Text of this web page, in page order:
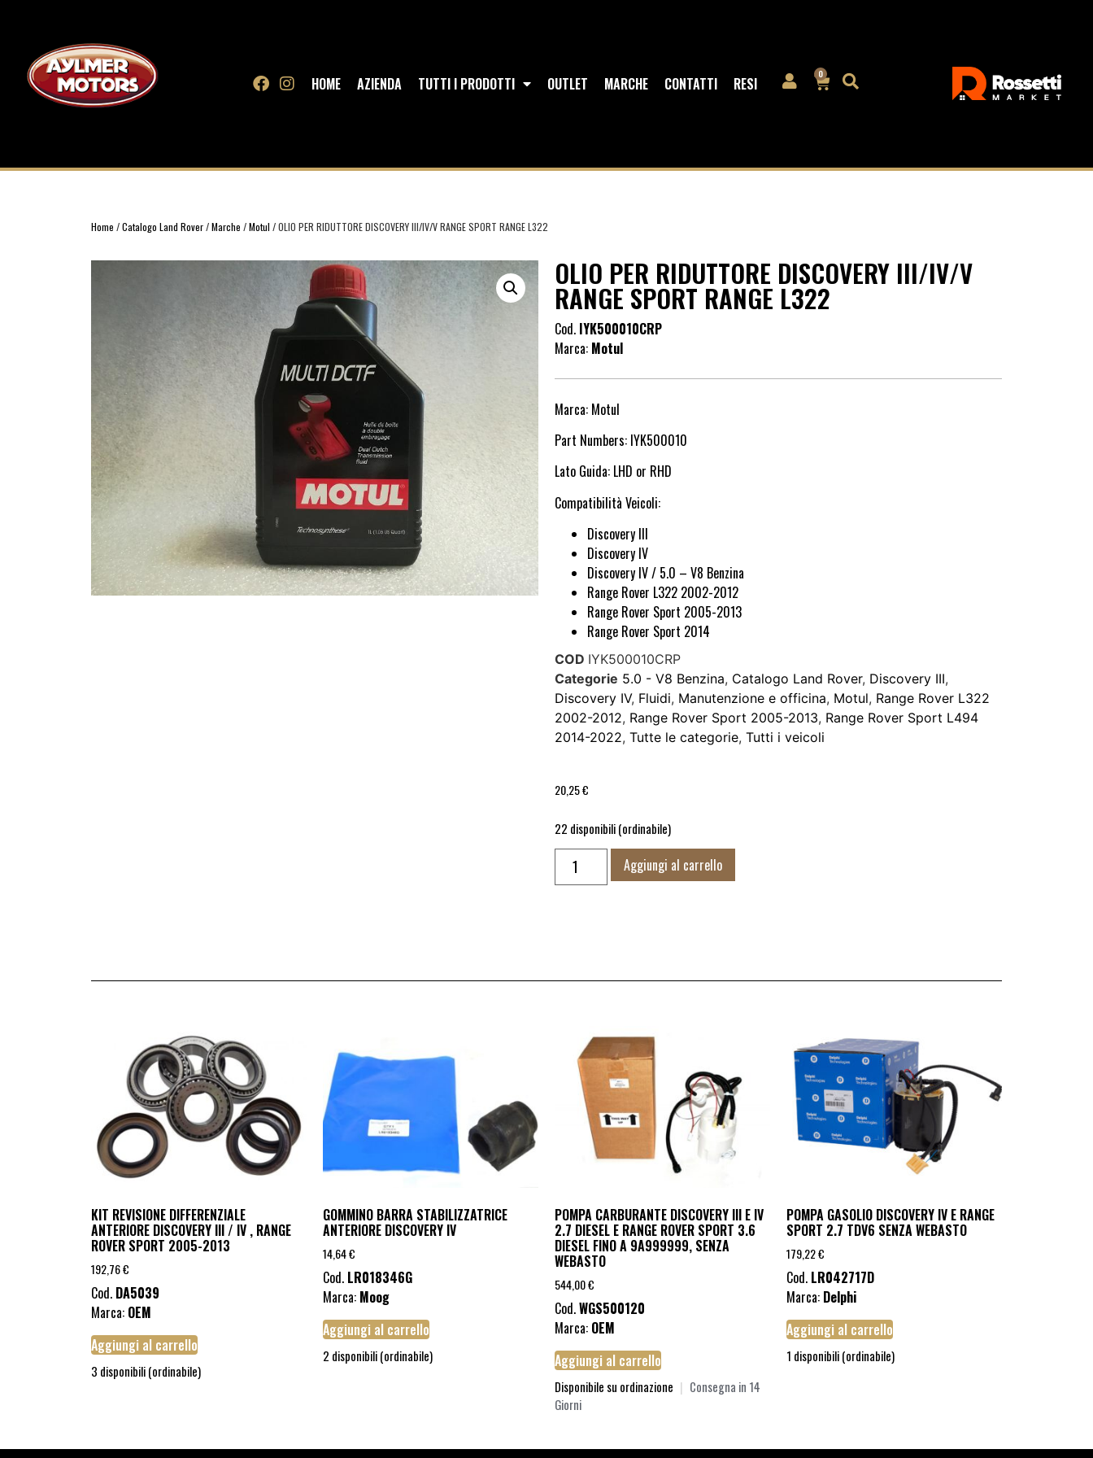
HOME AZIENDA TUTTI I PRODOTTI OUTLET MARCHE CONTATTI RESI 0
Home /Catalogo Land Rover/Marche /Motul / OLIO PER RIDUTTORE DISCOVERY III/IV/V RANGE SPORT RANGE L322
OLIO PER RIDUTTORE DISCOVERY III/IV/V
RANGE SPORT RANGE L322
Cod. IYK500010CRP
Marca: Motul
Marca: Motul
Part Numbers: IYK500010
Lato Guida: LHD or RHD
Compatibilità Veicoli:
Discovery III
Discovery IV
Discovery IV / 5.0 – V8 Benzina
Range Rover L322 2002-2012
Range Rover Sport 2005-2013
Range Rover Sport 2014
COD IYK500010CRP
Categorie 5.0 - V8 Benzina, Catalogo Land Rover, Discovery III,
Discovery IV, Fluidi, Manutenzione e officina, Motul, Range Rover L322
2002-2012, Range Rover Sport 2005-2013, Range Rover Sport L494
2014-2022, Tutte le categorie, Tutti i veicoli
20,25€
22 disponibili (ordinabile)
Aggiungi al carrello
KIT REVISIONE DIFFERENZIALE
ANTERIORE DISCOVERY III / IV , RANGE
ROVER SPORT 2005-2013
192,76€
Cod. DA5039
Marca: OEM
Aggiungi al carrello
3 disponibili (ordinabile)
GOMMINO BARRA STABILIZZATRICE
ANTERIORE DISCOVERY IV
14,64€
Cod. LR018346G
Marca: Moog
Aggiungi al carrello
2 disponibili (ordinabile)
POMPA CARBURANTE DISCOVERY III E IV
2.7 DIESEL E RANGE ROVER SPORT 3.6
DIESEL FINO A 9A999999, SENZA
WEBASTO
544,00€
Cod.WGS500120
Marca: OEM
Aggiungi al carrello
Disponibile su ordinazione | Consegna in 14
Giorni
POMPA GASOLIO DISCOVERY IV E RANGE
SPORT 2.7 TDV6 SENZA WEBASTO
179,22€
Cod. LR042717D
Marca: Delphi
Aggiungi al carrello
1 disponibili (ordinabile)